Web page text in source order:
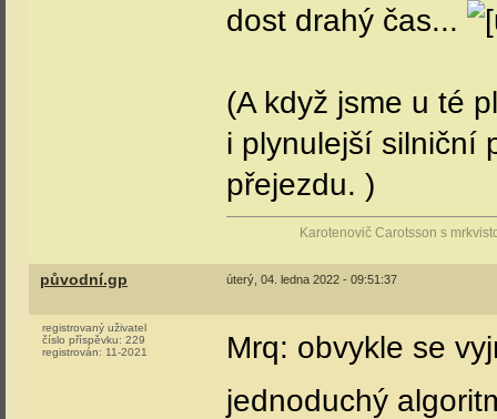
dost drahý čas...
(A když jsme u té
i plynulejší silniční
přejezdu. )
Karotenovič Carotsson s
původní.gp úterý, 04. ledna 2022 - 09:51:37
registrovaný uživatel
číslo příspěvku: 229
registrován: 11-2021
Mrq: obvykle se
jednoduchý